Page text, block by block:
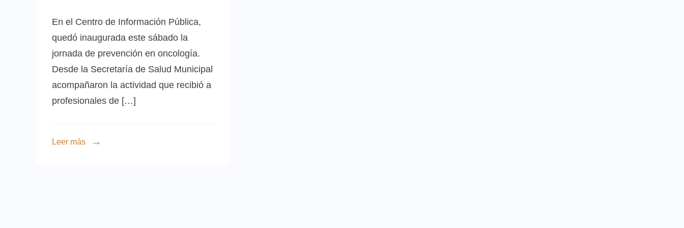
En el Centro de Información Pública,
quedó inaugurada este sábado la
jornada de prevención en oncología.
Desde la Secretaría de Salud Municipal
acompañaron la actividad que recibió a
profesionales de […]
Leer más